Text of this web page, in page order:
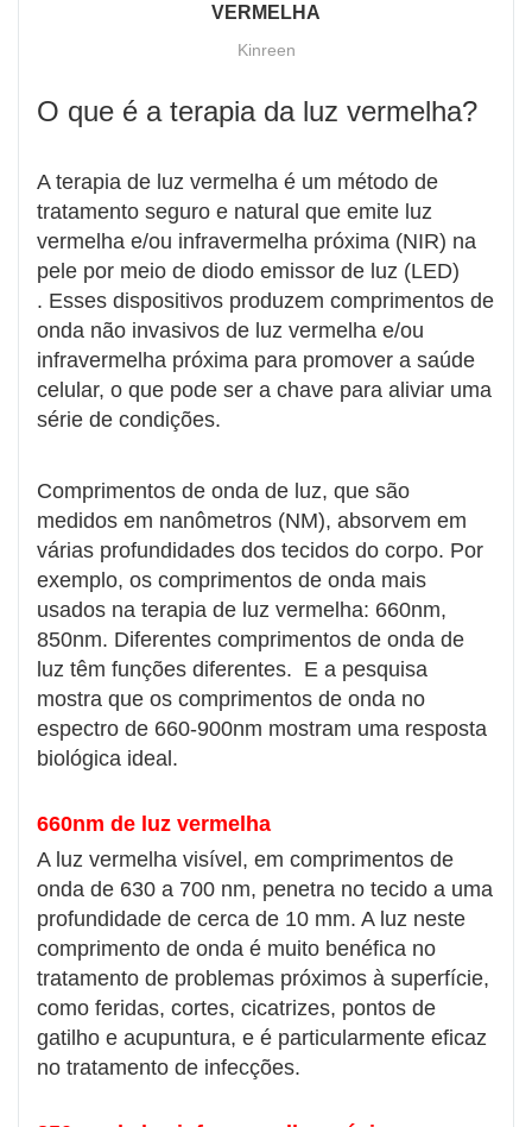
VERMELHA
Kinreen
O que é a terapia da luz vermelha?
A terapia de luz vermelha é um método de
tratamento seguro e natural que emite luz
vermelha e/ou infravermelha próxima (NIR) na
pele por meio de diodo emissor de luz (LED)
. Esses dispositivos produzem comprimentos de
onda não invasivos de luz vermelha e/ou
infravermelha próxima para promover a saúde
celular, o que pode ser a chave para aliviar uma
série de condições.
Comprimentos de onda de luz, que são
medidos em nanômetros (NM), absorvem em
várias profundidades dos tecidos do corpo. Por
exemplo, os comprimentos de onda mais
usados ​​na terapia de luz vermelha: 660nm,
850nm. Diferentes comprimentos de onda de
luz têm funções diferentes. E a pesquisa
mostra que os comprimentos de onda no
espectro de 660-900nm mostram uma resposta
biológica ideal.
660nm de luz vermelha
A luz vermelha visível, em comprimentos de
onda de 630 a 700 nm, penetra no tecido a uma
profundidade de cerca de 10 mm. A luz neste
comprimento de onda é muito benéfica no
tratamento de problemas próximos à superfície,
como feridas, cortes, cicatrizes, pontos de
gatilho e acupuntura, e é particularmente eficaz
no tratamento de infecções.